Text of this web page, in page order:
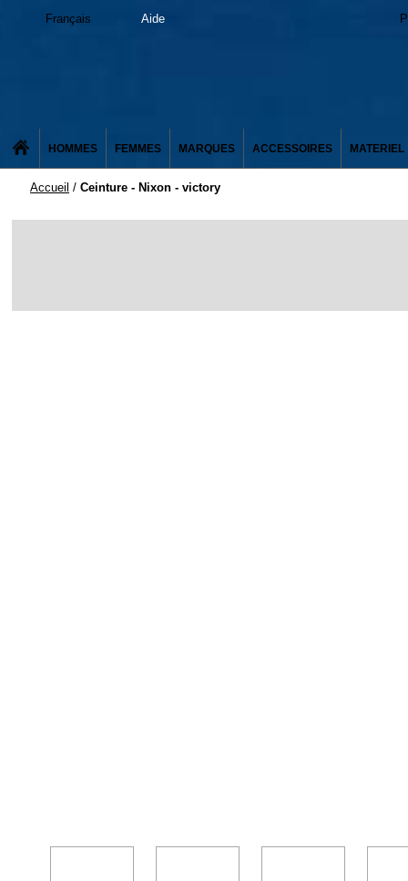
Français Aide
HOMMES FEMMES MARQUES ACCESSOIRES MATERIEL
Accueil / Ceinture - Nixon - victory